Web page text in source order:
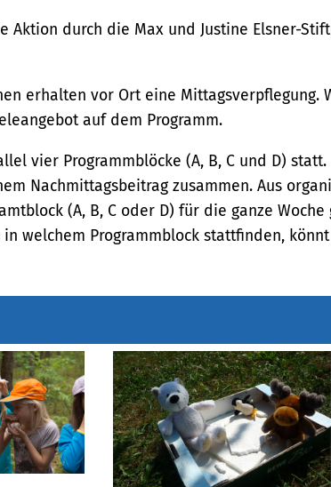
Aktion durch die Max und Justine Elsner-
erhalten vor Ort eine Mittagsverpflegung.
auf dem Programm.
vier Programmblöcke (A, B, C und D)
Nachmittagsbeitrag zusammen. Aus
(A, B, C oder D) für die ganze
in welchem Programmblock stattfinden,